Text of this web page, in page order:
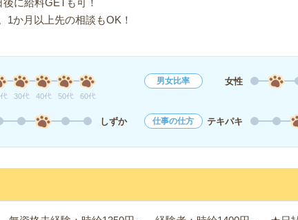
に給料GETも可！
1か月以上先の相談もOK！
30代 40代 50代 60代
男女比率 女性
しずか 仕事の仕方 テキパキ